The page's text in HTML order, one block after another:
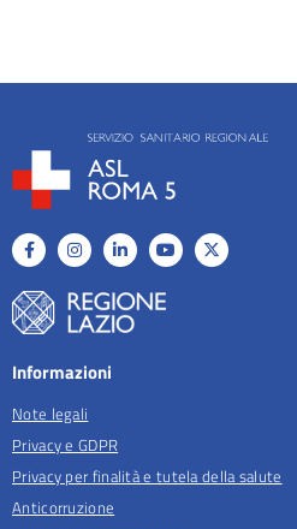
Informazioni
Note legali
Privacy e GDPR
Privacy per finalità e tutela della salute
Anticorruzione